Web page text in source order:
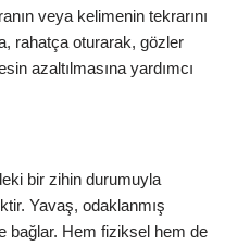
veya kelimenin tekrarını
rahatça oturarak, gözler
azaltılmasına yardımcı
bir zihin durumuyla
Yavaş, odaklanmış
bağlar. Hem fiziksel hem de